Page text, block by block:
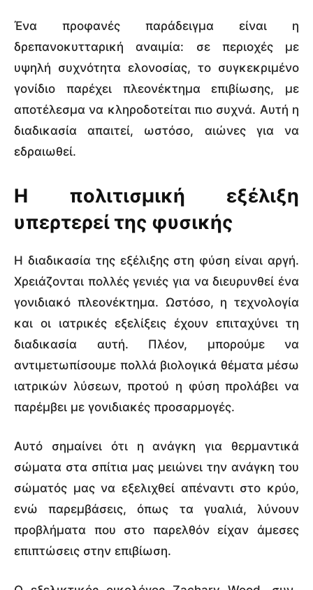
Ένα προφανές παράδειγμα είναι η
δρεπανοκυτταρική αναιμία: σε περιοχές με
υψηλή συχνότητα ελονοσίας, το συγκεκριμένο
γονίδιο παρέχει πλεονέκτημα επιβίωσης, με
αποτέλεσμα να κληροδοτείται πιο συχνά. Αυτή η
διαδικασία απαιτεί, ωστόσο, αιώνες για να
εδραιωθεί.
Η πολιτισμική εξέλιξη
υπερτερεί της φυσικής
Η διαδικασία της εξέλιξης στη φύση είναι αργή.
Χρειάζονται πολλές γενιές για να διευρυνθεί ένα
γονιδιακό πλεονέκτημα. Ωστόσο, η τεχνολογία
και οι ιατρικές εξελίξεις έχουν επιταχύνει τη
διαδικασία αυτή. Πλέον, μπορούμε να
αντιμετωπίσουμε πολλά βιολογικά θέματα μέσω
ιατρικών λύσεων, προτού η φύση προλάβει να
παρέμβει με γονιδιακές προσαρμογές.
Αυτό σημαίνει ότι η ανάγκη για θερμαντικά
σώματα στα σπίτια μας μειώνει την ανάγκη του
σώματός μας να εξελιχθεί απέναντι στο κρύο,
ενώ παρεμβάσεις, όπως τα γυαλιά, λύνουν
προβλήματα που στο παρελθόν είχαν άμεσες
επιπτώσεις στην επιβίωση.